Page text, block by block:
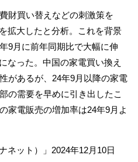
財買い替えなどの刺激策を
拡大したと分析。これを背景
9月に前年同期比で大幅に伸
なった。中国の家電買い換え
があるが、24年9月以降の家電
の需要を早めに引き出したこ
家電販売の増加率は24年9月よ
ネット）」2024年12月10日